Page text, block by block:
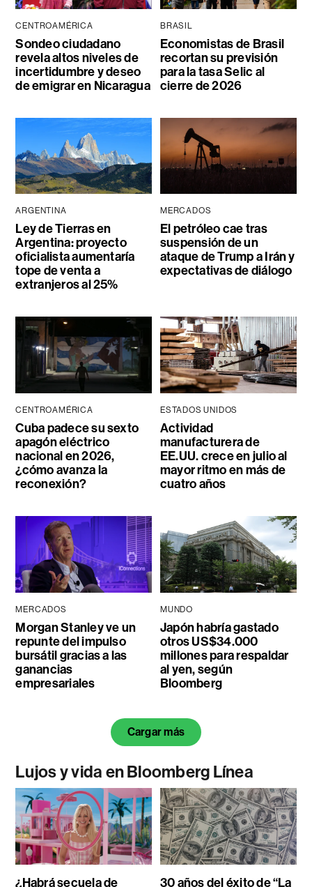
CENTROAMÉRICA
Sondeo ciudadano
revela altos niveles de
incertidumbre y deseo
de emigrar en Nicaragua
BRASIL
Economistas de Brasil
recortan su previsión
para la tasa Selic al
cierre de 2026
ARGENTINA
Ley de Tierras en
Argentina: proyecto
oficialista aumentaría
tope de venta a
extranjeros al 25%
MERCADOS
El petróleo cae tras
suspensión de un
ataque de Trump a Irán y
expectativas de diálogo
CENTROAMÉRICA
Cuba padece su sexto
apagón eléctrico
nacional en 2026,
¿cómo avanza la
reconexión?
ESTADOS UNIDOS
Actividad
manufacturera de
EE.UU. crece en julio al
mayor ritmo en más de
cuatro años
MERCADOS
Morgan Stanley ve un
repunte del impulso
bursátil gracias a las
ganancias
empresariales
MUNDO
Japón habría gastado
otros US$34.000
millones para respaldar
al yen, según
Bloomberg
Cargar más
Lujos y vida en Bloomberg Línea
¿Habrá secuela de
30 años del éxito de “La